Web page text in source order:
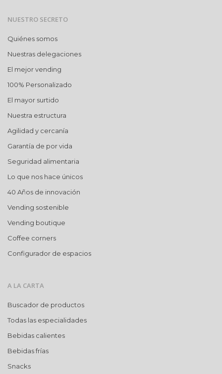
NUESTRO SECRETO
Quiénes somos
Nuestras delegaciones
El mejor vending
100% Personalizado
El mayor surtido
Nuestra estructura
Agilidad y cercanía
Garantía de por vida
Seguridad alimentaria
Lo que nos hace únicos
40 Años de innovación
Vending sostenible
Vending boutique
Coffee corners
Configurador de espacios
A LA CARTA
Buscador de productos
Todas las especialidades
Bebidas calientes
Bebidas frías
Snacks